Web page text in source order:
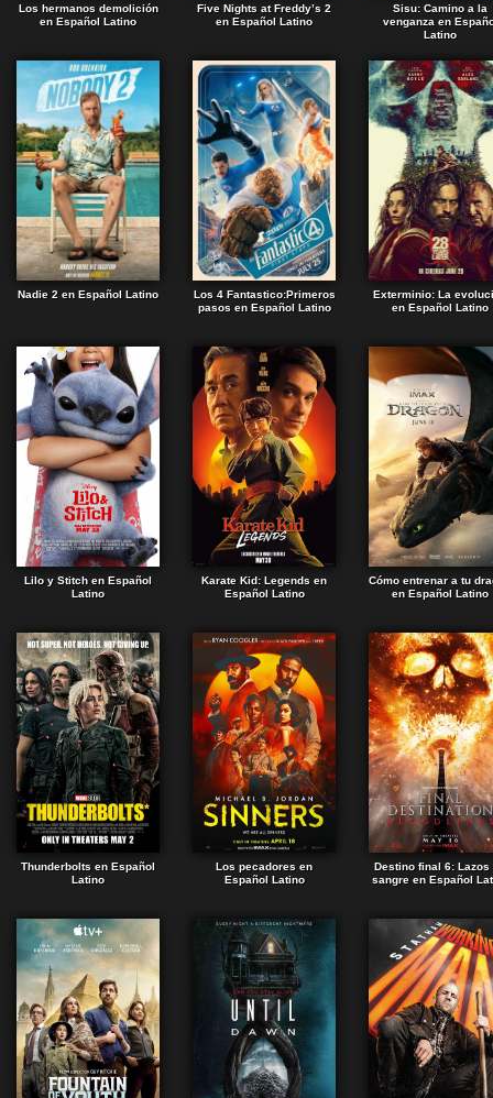
Los hermanos demolición
en Español Latino
Five Nights at Freddy’s 2
en Español Latino
Sisu: Camino a la
venganza en
Latino
Nadie 2 en Español Latino
Los 4 Fantastico:Primeros
pasos en Español Latino
Exterminio: La
en Español Latino
Lilo y Stitch en Español
Latino
Karate Kid: Legends en
Español Latino
Cómo entrenar a tu
en Español Latino
Thunderbolts en Español
Latino
Los pecadores en
Español Latino
Destino final 6: Lazos
sangre en Español